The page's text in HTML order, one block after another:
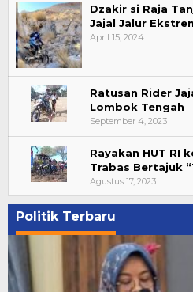
Dzakir si Raja
Jajal Jalur
April 15, 2024
Ratusan Rider
Lombok Tengah
September 4, 2023
Rayakan HUT RI
Trabas Bertajuk
Agustus 17, 2023
Politik Terbaru